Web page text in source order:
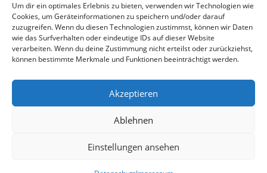
Um dir ein optimales Erlebnis zu bieten, verwenden wir Technologien wie
Cookies, um Geräteinformationen zu speichern und/oder darauf
zuzugreifen. Wenn du diesen Technologien zustimmst, können wir Daten
wie das Surfverhalten oder eindeutige IDs auf dieser Website
verarbeiten. Wenn du deine Zustimmung nicht erteilst oder zurückziehst,
können bestimmte Merkmale und Funktionen beeinträchtigt werden.
Akzeptieren
Ablehnen
Einstellungen ansehen
Zahlungsarten